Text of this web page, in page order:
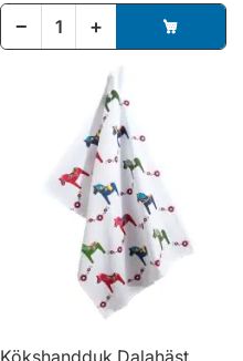
− +
Kökshandduk Dalahäst